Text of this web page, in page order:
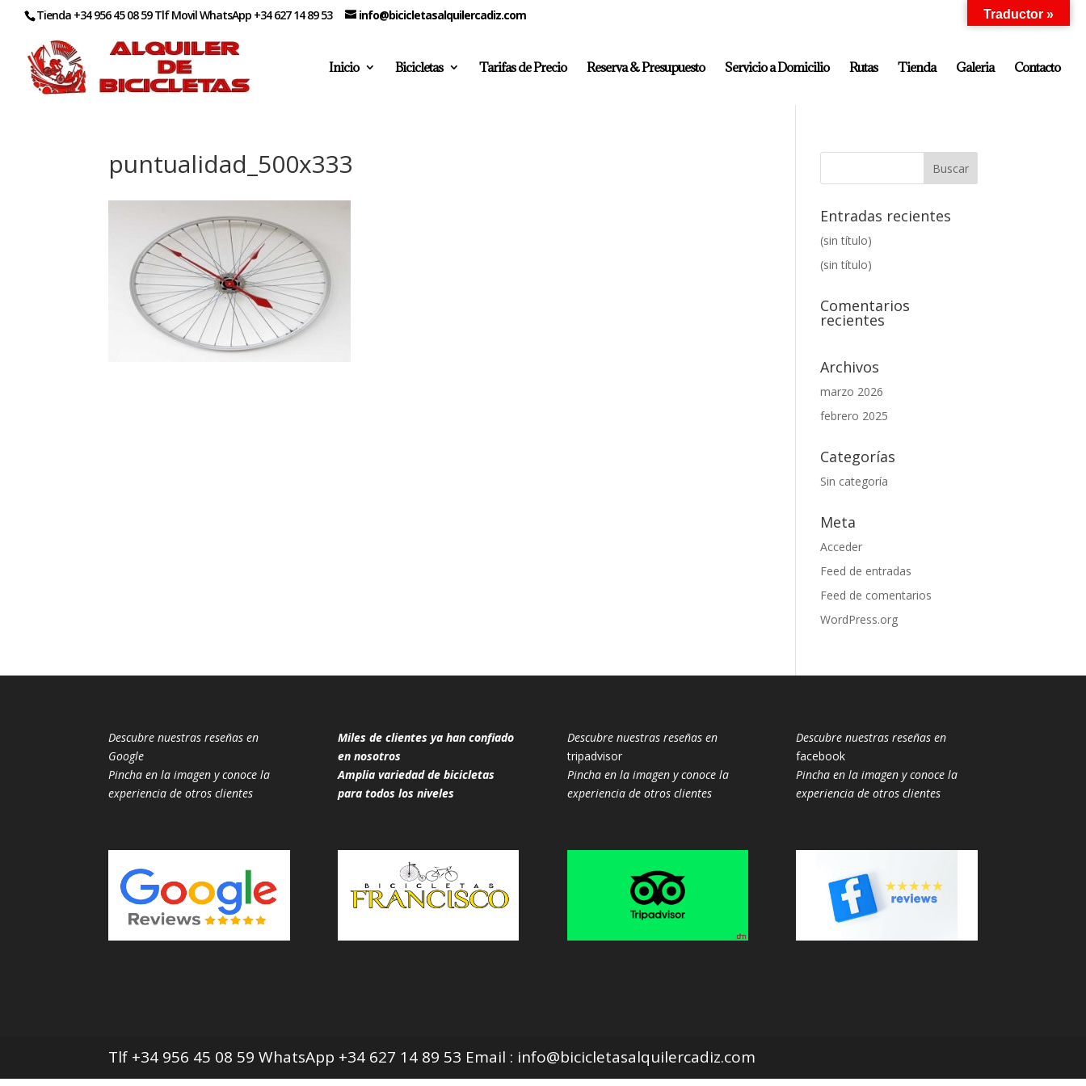
Tienda +34 956 45 08 59 Tlf Movil WhatsApp +34 627 14 89 53 info@bicicletasalquilercadiz.com
Inicio Bicicletas Tarifas de Precio Reserva & Presupuesto Servicio a Domicilio Rutas Tienda Galeria Contacto
puntualidad_500x333
Entradas recientes
(sin título)
(sin título)
Comentarios
recientes
Archivos
marzo 2026
febrero 2025
Categorías
Sin categoría
Meta
Acceder
Feed de entradas
Feed de comentarios
WordPress.org
Descubre nuestras reseñas en
Google
Pincha en la imagen y conoce la
experiencia de otros clientes
Miles de clientes ya han confiado
en nosotros
Amplia variedad de bicicletas
para todos los niveles
Descubre nuestras reseñas en
tripadvisor
Pincha en la imagen y conoce la
experiencia de otros clientes
Descubre nuestras reseñas en
facebook
Pincha en la imagen y conoce la
experiencia de otros clientes
Tlf +34 956 45 08 59 WhatsApp +34 627 14 89 53 Email : info@bicicletasalquilercadiz.com
Traductor »